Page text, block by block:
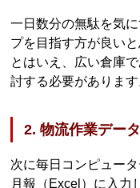
一日数分の無駄を気
プを目指す方が良いと
とはいえ、広い倉庫
討する必要があります
2. 物流作業デー
次に毎日コンピュー
月報（Excel）に入力